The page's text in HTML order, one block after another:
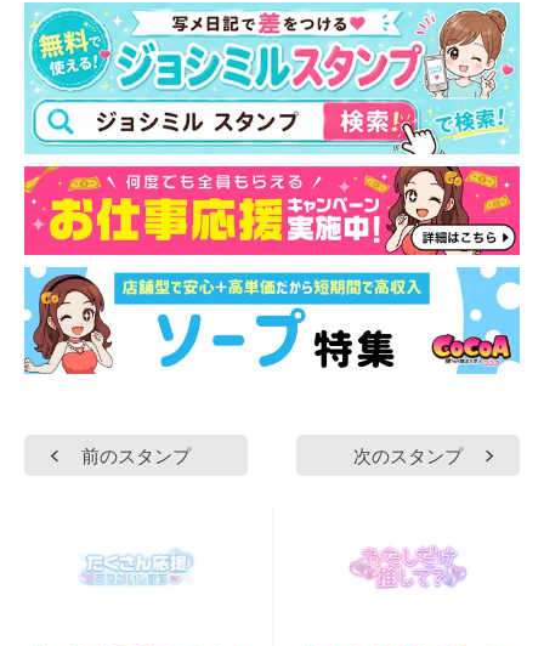
前のスタンプ 次のスタンプ